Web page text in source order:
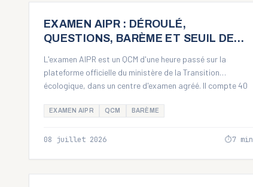
GUIDE PRATIQUE
EXAMEN AIPR : DÉROULÉ,
QUESTIONS, BARÈME ET SEUIL DE
L'examen AIPR est un QCM d'une heure passé sur la
plateforme officielle du ministère de la Transition
écologique, dans un centre d'examen agréé. Il compte 40
pour l'Opérateur, et la réussite exige au moins 60 % de
EXAMEN AIPR QCM BARÈME
08 juillet 2026 ⏱7 min